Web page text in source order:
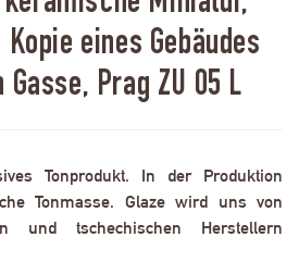
eines Gebäudes
Gasse, Prag ZU 05 L
Tonprodukt. In der Produktion
Tonmasse. Glaze wird uns von
und tschechischen Herstellern